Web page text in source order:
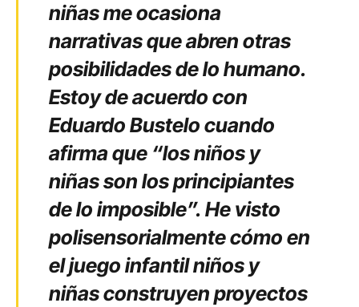
niñas me ocasiona
narrativas que abren otras
posibilidades de lo humano.
Estoy de acuerdo con
Eduardo Bustelo cuando
afirma que “los niños y
niñas son los principiantes
de lo imposible”. He visto
polisensorialmente cómo en
el juego infantil niños y
niñas construyen proyectos